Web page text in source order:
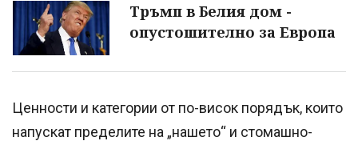
Тръмп в Белия дом -
опустошително за Европа
Ценности и категории от по-висок порядък, които
напускат пределите на „нашето“ и стомашно-